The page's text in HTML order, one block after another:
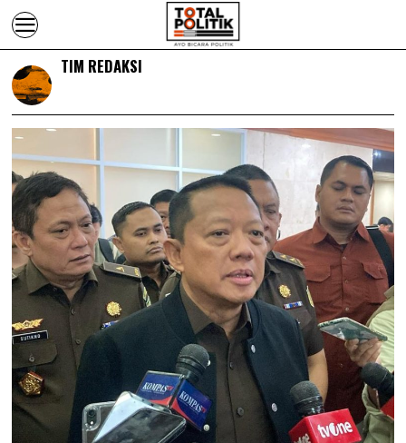
TIM REDAKSI